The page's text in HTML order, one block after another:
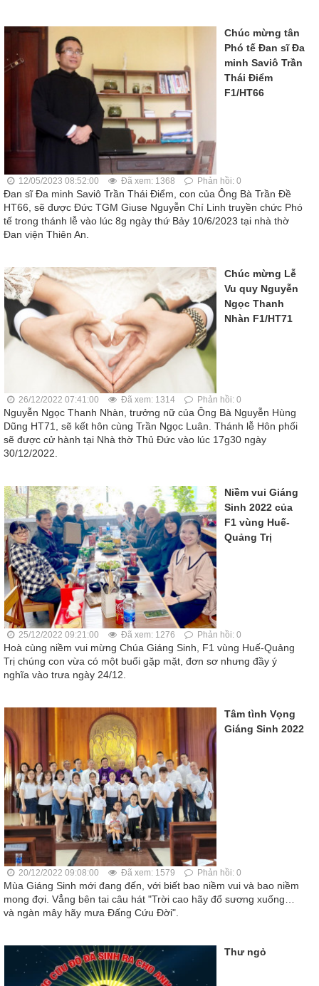
Chúc mừng tân
Phó tế Đan sĩ Đa
minh Saviô Trần
Thái Điểm
F1/HT66
12/05/2023 08:52:00 Đã xem: 1368 Phản hồi: 0
Đan sĩ Đa minh Saviô Trần Thái Điểm, con của Ông Bà Trần Đề
HT66, sẽ được Đức TGM Giuse Nguyễn Chí Linh truyền chức Phó
tế trong thánh lễ vào lúc 8g ngày thứ Bảy 10/6/2023 tại nhà thờ
Đan viện Thiên An.
Chúc mừng Lễ
Vu quy Nguyễn
Ngọc Thanh
Nhàn F1/HT71
26/12/2022 07:41:00 Đã xem: 1314 Phản hồi: 0
Nguyễn Ngọc Thanh Nhàn, trưởng nữ của Ông Bà Nguyễn Hùng
Dũng HT71, sẽ kết hôn cùng Trần Ngọc Luân. Thánh lễ Hôn phối
sẽ được cử hành tại Nhà thờ Thủ Đức vào lúc 17g30 ngày
30/12/2022.
Niềm vui Giáng
Sinh 2022 của
F1 vùng Huế-
Quảng Trị
25/12/2022 09:21:00 Đã xem: 1276 Phản hồi: 0
Hoà cùng niềm vui mừng Chúa Giáng Sinh, F1 vùng Huế-Quảng
Trị chúng con vừa có một buổi gặp mặt, đơn sơ nhưng đầy ý
nghĩa vào trưa ngày 24/12.
Tâm tình Vọng
Giáng Sinh 2022
20/12/2022 09:08:00 Đã xem: 1579 Phản hồi: 0
Mùa Giáng Sinh mới đang đến, với biết bao niềm vui và bao niềm
mong đợi. Vẳng bên tai câu hát "Trời cao hãy đổ sương xuống…
và ngàn mây hãy mưa Đấng Cứu Đời".
Thư ngỏ